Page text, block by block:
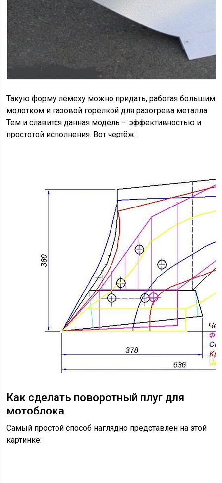
Такую форму лемеху можно придать, работая большим
молотком и газовой горелкой для разогрева металла.
Тем и славится данная модель – эффективностью и
простотой исполнения. Вот чертёж:
Как сделать поворотный плуг для
мотоблока
Самый простой способ наглядно представлен на этой
картинке: